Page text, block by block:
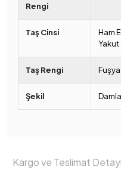
Rengi
Taş Cinsi Ham
Yakut
Taş Rengi Fuşya
Şekil Damla
Kargo ve Teslimat